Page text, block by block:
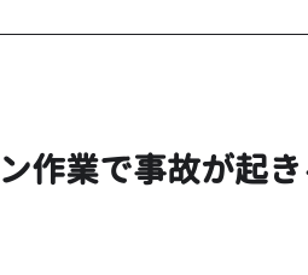
作業で事故が起